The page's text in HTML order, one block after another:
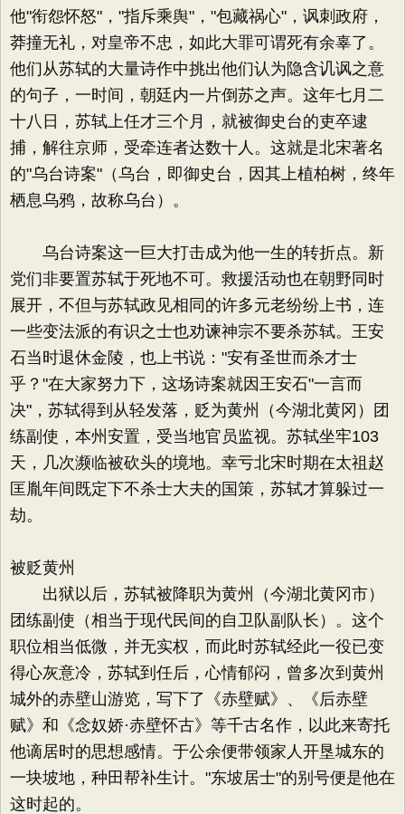
他"衔怨怀怒"，"指斥乘舆"，"包藏祸心"，讽刺政府，
莽撞无礼，对皇帝不忠，如此大罪可谓死有余辜了。
他们从苏轼的大量诗作中挑出他们认为隐含讥讽之意
的句子，一时间，朝廷内一片倒苏之声。这年七月二
十八日，苏轼上任才三个月，就被御史台的吏卒逮
捕，解往京师，受牵连者达数十人。这就是北宋著名
的"乌台诗案"（乌台，即御史台，因其上植柏树，终年
栖息乌鸦，故称乌台）。
乌台诗案这一巨大打击成为他一生的转折点。新
党们非要置苏轼于死地不可。救援活动也在朝野同时
展开，不但与苏轼政见相同的许多元老纷纷上书，连
一些变法派的有识之士也劝谏神宗不要杀苏轼。王安
石当时退休金陵，也上书说："安有圣世而杀才士
乎？"在大家努力下，这场诗案就因王安石"一言而
决"，苏轼得到从轻发落，贬为黄州（今湖北黄冈）团
练副使，本州安置，受当地官员监视。苏轼坐牢103
天，几次濒临被砍头的境地。幸亏北宋时期在太祖赵
匡胤年间既定下不杀士大夫的国策，苏轼才算躲过一
劫。
被贬黄州
出狱以后，苏轼被降职为黄州（今湖北黄冈市）
团练副使（相当于现代民间的自卫队副队长）。这个
职位相当低微，并无实权，而此时苏轼经此一役已变
得心灰意冷，苏轼到任后，心情郁闷，曾多次到黄州
城外的赤壁山游览，写下了《赤壁赋》、《后赤壁
赋》和《念奴娇·赤壁怀古》等千古名作，以此来寄托
他谪居时的思想感情。于公余便带领家人开垦城东的
一块坡地，种田帮补生计。"东坡居士"的别号便是他在
这时起的。